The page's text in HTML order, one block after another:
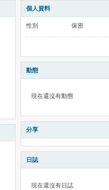
個人資料
性別 保密
動態
現在還沒有動態
分享
日誌
現在還沒有日誌